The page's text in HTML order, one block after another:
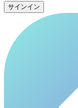
サインイン